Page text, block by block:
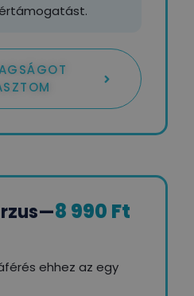
—8 990 Ft
ehhez az egy